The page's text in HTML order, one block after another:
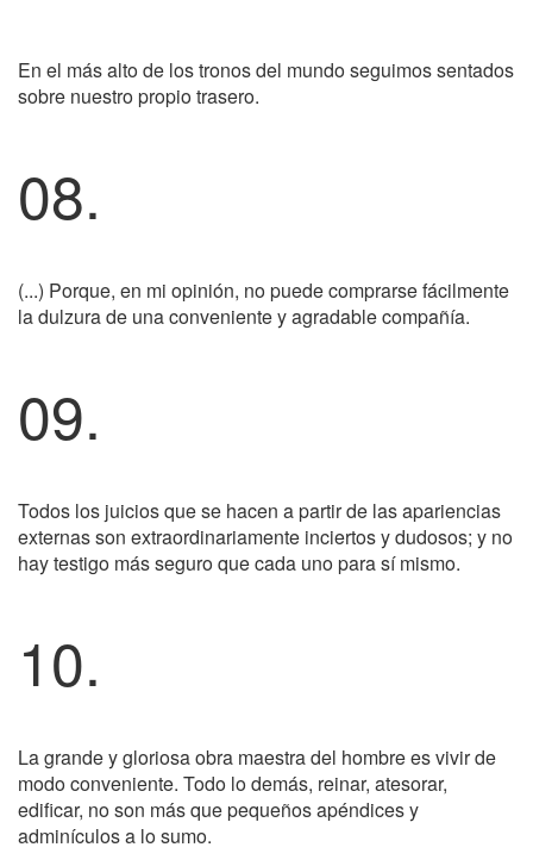
En el más alto de los tronos del mundo seguimos sentados
sobre nuestro propio trasero.
08.
(...) Porque, en mi opinión, no puede comprarse fácilmente
la dulzura de una conveniente y agradable compañía.
09.
Todos los juicios que se hacen a partir de las apariencias
externas son extraordinariamente inciertos y dudosos; y no
hay testigo más seguro que cada uno para sí mismo.
10.
La grande y gloriosa obra maestra del hombre es vivir de
modo conveniente. Todo lo demás, reinar, atesorar,
edificar, no son más que pequeños apéndices y
adminículos a lo sumo.